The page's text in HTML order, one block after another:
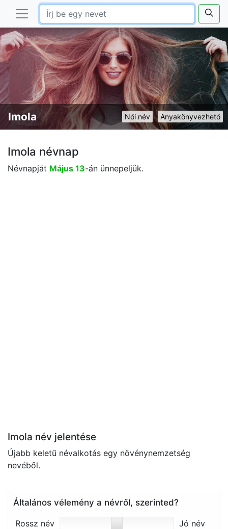
Anyakönyvezhető
Női név
Imola
Imola névnap
Névnapját Május 13-án ünnepeljük.
Imola név jelentése
Újabb keletű névalkotás egy növénynemzetség
nevéből.
Általános vélemény a névről, szerinted?
Rossz név
Jó név